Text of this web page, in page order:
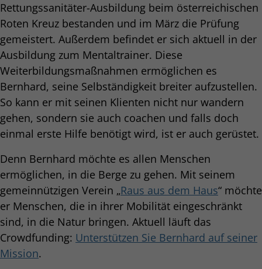
Rettungssanitäter-Ausbildung beim österreichischen
Roten Kreuz bestanden und im März die Prüfung
gemeistert. Außerdem befindet er sich aktuell in der
Ausbildung zum Mentaltrainer. Diese
Weiterbildungsmaßnahmen ermöglichen es
Bernhard, seine Selbständigkeit breiter aufzustellen.
So kann er mit seinen Klienten nicht nur wandern
gehen, sondern sie auch coachen und falls doch
einmal erste Hilfe benötigt wird, ist er auch gerüstet.
Denn Bernhard möchte es allen Menschen
ermöglichen, in die Berge zu gehen. Mit seinem
gemeinnützigen Verein „Raus aus dem Haus“ möchte
er Menschen, die in ihrer Mobilität eingeschränkt
sind, in die Natur bringen. Aktuell läuft das
Crowdfunding: Unterstützen Sie Bernhard auf seiner
Mission.